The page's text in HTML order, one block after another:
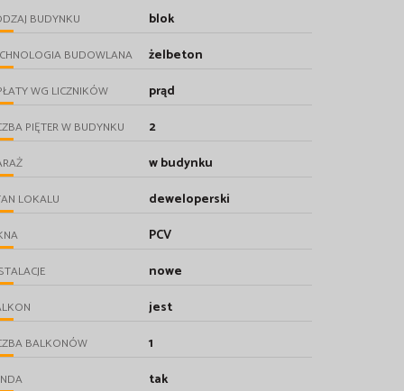
BUDYNKU blok
BUDOWLANA żelbeton
WG LICZNIKÓW prąd
PIĘTER W BUDYNKU 2
w budynku
LOKALU deweloperski
PCV
nowe
jest
BALKONÓW 1
tak